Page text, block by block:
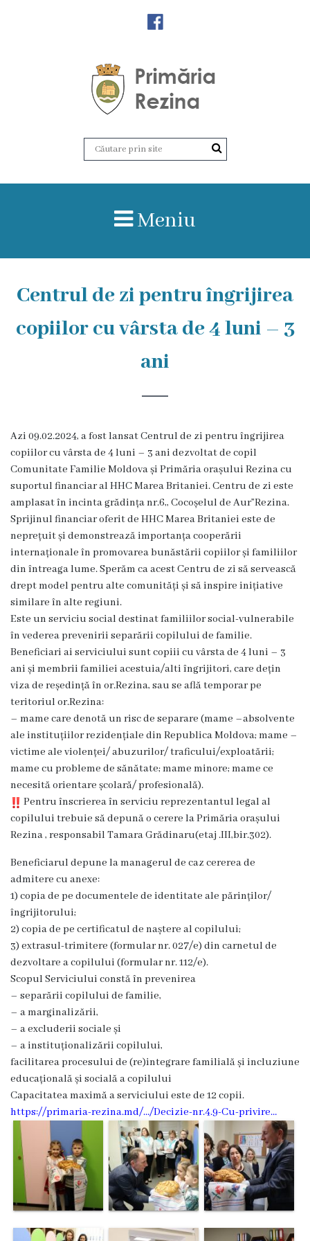
Amalgamare
în
Rezina
audiență
Primarul
Aparatul
primăriei
Competențele
primarului
Dispozițiile
primarului
Plăți
salariale
încasate
Întreprinderi
subordonate
Grădinița
nr.1
,,Leagănul
copilăriei”
Grădinița
nr.2
,,Andrieș”
Grădinița
nr.5
,,Bucuria”
Grădinița
nr.6
,,Cocoșelul
de
Aur”
Meniu
Centrul de zi pentru îngrijirea
copiilor cu vârsta de 4 luni – 3
ani
Azi 09.02.2024, a fost lansat Centrul de zi pentru îngrijirea
copiilor cu vârsta de 4 luni – 3 ani dezvoltat de copil
Comunitate Familie Moldova și Primăria orașului Rezina cu
suportul financiar al HHC Marea Britaniei. Centru de zi este
amplasat în incinta grădința nr.6,, Cocoșelul de Aur”Rezina.
Sprijinul financiar oferit de HHC Marea Britaniei este de
neprețuit și demonstrează importanța cooperării
internaționale în promovarea bunăstării copiilor și familiilor
din întreaga lume. Sperăm ca acest Centru de zi să servească
drept model pentru alte comunități și să inspire inițiative
similare în alte regiuni.
Este un serviciu social destinat familiilor social-vulnerabile
în vederea prevenirii separării copilului de familie.
Beneficiari ai serviciului sunt copiii cu vârsta de 4 luni – 3
ani și membrii familiei acestuia/alti îngrijitori, care dețin
viza de reședință în or.Rezina, sau se află temporar pe
teritoriul or.Rezina:
– mame care denotă un risc de separare (mame –absolvente
ale instituțiilor rezidențiale din Republica Moldova; mame –
victime ale violenței/ abuzurilor/ traficului/exploatării;
mame cu probleme de sănătate; mame minore; mame ce
necesită orientare școlară/ profesională).
Pentru înscrierea în serviciu reprezentantul legal al
copilului trebuie să depună o cerere la Primăria orașului
Rezina , responsabil Tamara Grădinaru(etaj .III,bir.302).
Beneficiarul depune la managerul de caz cererea de
admitere cu anexe:
1) copia de pe documentele de identitate ale părinților/
îngrijitorului;
2) copia de pe certificatul de naștere al copilului;
3) extrasul-trimitere (formular nr. 027/e) din carnetul de
dezvoltare a copilului (formular nr. 112/e).
Scopul Serviciului constă în prevenirea
– separării copilului de familie,
– a marginalizării,
– a excluderii sociale și
– a instituționalizării copilului,
facilitarea procesului de (re)integrare familială și incluziune
educațională și socială a copilului
Capacitatea maximă a serviciului este de 12 copii.
https://primaria-rezina.md/…/Decizie-nr.4.9-Cu-privire…